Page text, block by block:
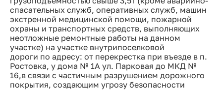
спасательных служб, оперативных служб, машин
экстренной медицинской помощи, пожарной
охраны и транспортных средств, выполняющих
неотложные ремонтные работы на данном
участке) на участке внутрипоселковой
дороги по адресу: от перекрестка при въезде в п.
Ростовка, у дома № 1А ул. Парковая до МКД №
16,в связи с частичным разрушением дорожного
покрытия, создающим угрозу безопасности